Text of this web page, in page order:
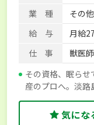
業 種
その
給 与
月給
仕 事
獣医師
その資格、眠ら
産のプロへ。淡路
す！
気にな